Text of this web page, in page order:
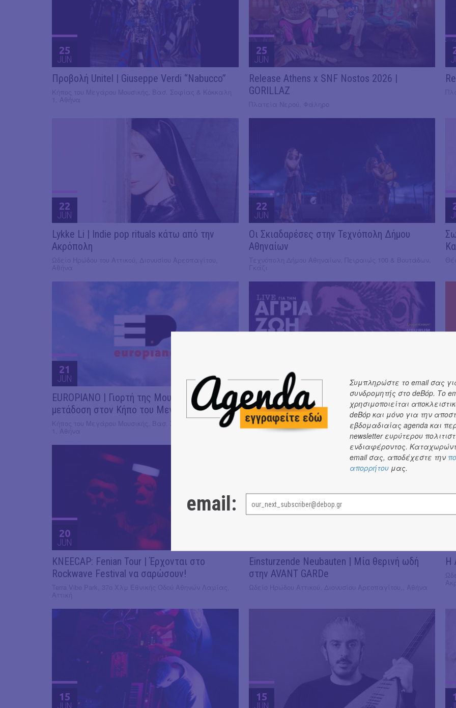
25
JUN
Προβολή Unitel | Giuseppe Verdi “Nabucco”
25
JUN
Release Athens x SNF Nostos 2026 |
GORILLAZ
22
JUN
Lykke Li | Indie pop rituals κάτω από την
Ακρόπολη
22
JUN
Οι Σκιαδαρέσες στην Τεχνόπολη Δήμου
Αθηναίων
21
JUN
EUROPIANO | Γιορτή της Μουσικής | Ζωντανή
μετάδοση στον Κήπο του Μεγάρου
Κήπος του Μεγάρου Μουσικής, Βασ. Σοφίας & Κόκκαλη
JUN
Live για την Άγρια Ζωή στο An club!
An club, Σολωμού 13, Εξάρχεια
20
JUN
KNEECAP: Fenian Tour | Έρχονται στο
Rockwave Festival να σαρώσουν!
Einsturzende Neubauten | Μία θερινή ωδή
στην AVANT GARDe
Η
15
JUN
15
JUN
Συμπληρώστε το email σας
συνδρομητής στο deBόp. Το
χρησιμοποιείται
deBόp και μόνο για την
εβδομαδιαίας agenda και
newsletter ευρύτερου
ενδιαφέροντος.
email σας, αποδέχεστε την
απορρήτου μας.
email: